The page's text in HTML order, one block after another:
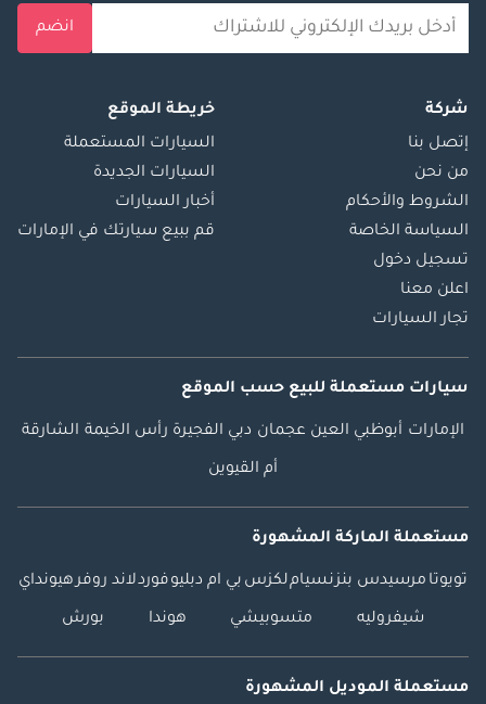
انضم
شركة
إتصل بنا
من نحن
الشروط والأحكام
السياسة الخاصة
تسجيل دخول
اعلن معنا
تجار السيارات
خريطة الموقع
السيارات المستعملة
السيارات الجديدة
أخبار السيارات
قم ببيع سيارتك في الإمارات
سيارات مستعملة للبيع حسب الموقع
الإمارات أبوظبي العين عجمان دبي الفجيرة رأس الخيمة الشارقة
أم القيوين
مستعملة الماركة المشهورة
تويوتا مرسيدس بنزنسياملكزس بي ام دبليوفوردلاند روفرهيونداي
شيفروليه متسوبيشي هوندا بورش
مستعملة الموديل المشهورة